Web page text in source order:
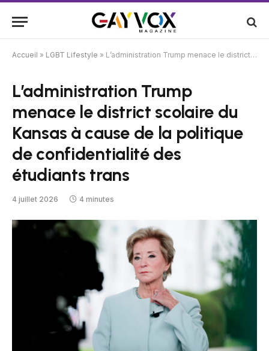
Accueil » LGBT Lifestyle » L’administration Trump menace le district scolaire du Kansas à cause de la politique de confidentialité des étudiants trans
L’administration Trump
menace le district scolaire du
Kansas à cause de la politique
de confidentialité des
étudiants trans
4 juillet 2026 4 minutes